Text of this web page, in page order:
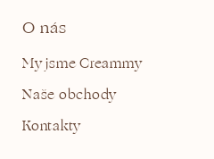
O nás
My jsme Creammy
Naše obchody
Kontakty